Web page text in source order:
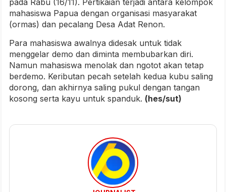
mahasiswa Papua dengan organisasi masyarakat
(ormas) dan pecalang Desa Adat Renon.
Para mahasiswa awalnya didesak untuk tidak
menggelar demo dan diminta membubarkan diri.
Namun mahasiswa menolak dan ngotot akan tetap
berdemo. Keributan pecah setelah kedua kubu saling
dorong, dan akhirnya saling pukul dengan tangan
kosong serta kayu untuk spanduk. (hes/sut)